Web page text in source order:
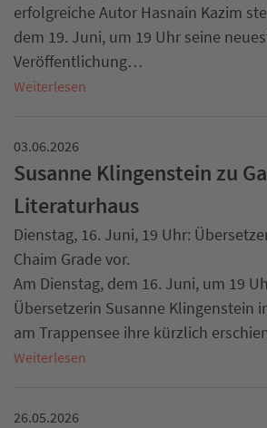
erfolgreiche Autor Hasnain Kazim
dem 19. Juni, um 19 Uhr seine
Veröffentlichung…
Weiterlesen
03.06.2026
Susanne Klingenstein zu
Literaturhaus
Dienstag, 16. Juni, 19 Uhr:
Chaim Grade vor.
Am Dienstag, dem 16. Juni, um 19
Übersetzerin Susanne Klingenstein
am Trappensee ihre kürzlich
Weiterlesen
26.05.2026